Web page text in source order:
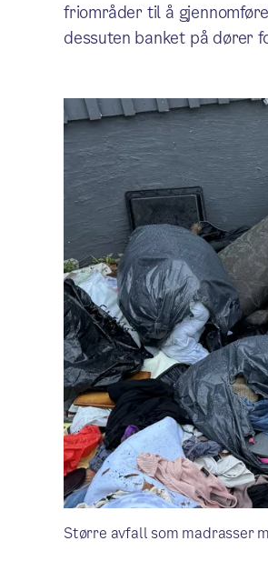
friområder til å
dessuten banket på dører
Større avfall som madrasser